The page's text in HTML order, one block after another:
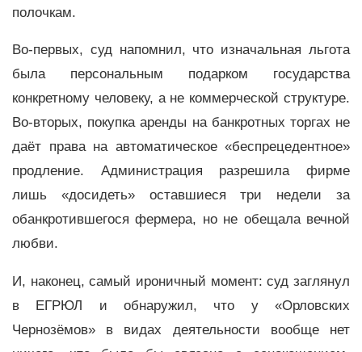
полочкам.
Во-первых, суд напомнил, что изначальная льгота
была персональным подарком государства
конкретному человеку, а не коммерческой структуре.
Во-вторых, покупка аренды на банкротных торгах не
даёт права на автоматическое «беспрецедентное»
продление. Администрация разрешила фирме
лишь «досидеть» оставшиеся три недели за
обанкротившегося фермера, но не обещала вечной
любви.
И, наконец, самый ироничный момент: суд заглянул
в ЕГРЮЛ и обнаружил, что у «Орловских
Чернозёмов» в видах деятельности вообще нет